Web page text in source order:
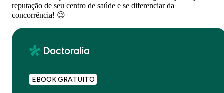
reputação de seu centro de saúde e se diferenciar da
concorrência! 😉
EBOOK GRATUITO